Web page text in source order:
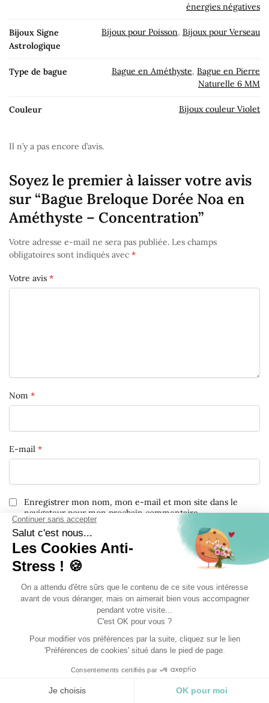
énergies négatives
Bijoux Signe
Astrologique
Bijoux pour Poisson, Bijoux pour Verseau
Type de bague Bague en Améthyste, Bague en Pierre
Naturelle 6 MM
Couleur Bijoux couleur Violet
Il n’y a pas encore d’avis.
Soyez le premier à laisser votre avis
sur “Bague Breloque Dorée Noa en
Améthyste – Concentration”
Votre adresse e-mail ne sera pas publiée. Les champs
obligatoires sont indiqués avec *
Votre avis *
Nom *
E-mail *
Enregistrer mon nom, mon e-mail et mon site dans le
navigateur pour mon prochain commentaire.
Livraison et Retours
Livraison en France